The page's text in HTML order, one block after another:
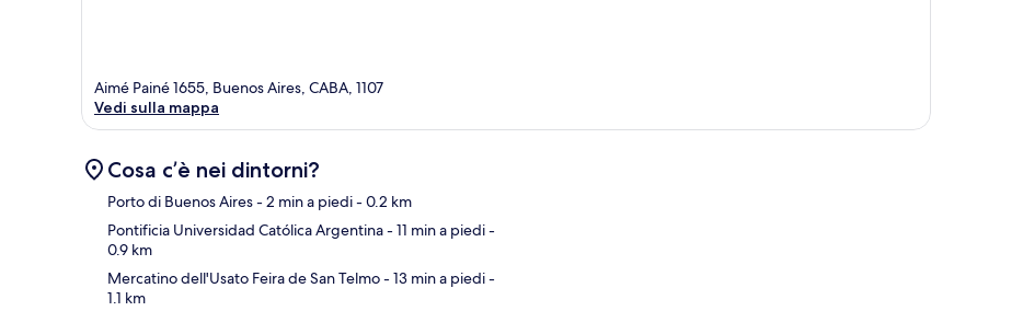
Aimé Painé 1655, Buenos Aires, CABA, 1107
Vedi sulla mappa
Cosa c’è nei dintorni?
Porto di Buenos Aires- 2 min a piedi- 0.2 km
Pontificia Universidad Católica Argentina- 11 min a piedi-
0.9 km
Mercatino dell'Usato Feira de San Telmo- 13 min a piedi-
1.1 km